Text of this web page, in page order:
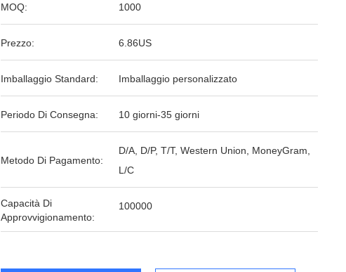
MOQ: 1000
Prezzo: 6.86US
Imballaggio Standard: Imballaggio personalizzato
Periodo Di Consegna: 10 giorni-35 giorni
Metodo Di Pagamento:
D/A, D/P, T/T, Western Union, MoneyGram,
L/C
Capacità Di
Approvvigionamento:
100000